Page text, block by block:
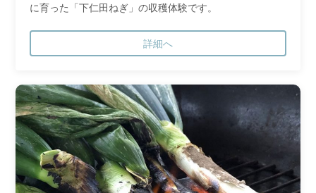
に育った「下仁田ねぎ」の収穫体験です。
詳細へ